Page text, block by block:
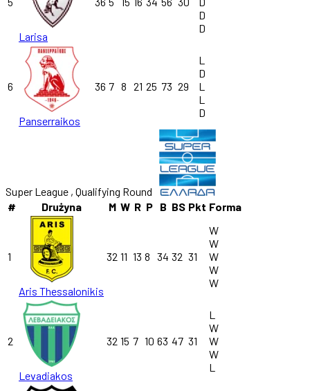
Larisa
D
D
6
Panserraikos
36 7 8 21 25 73 29
L
D
L
L
D
Super League , Qualifying Round
#
Drużyna M W R P B BS Pkt Forma
1
Aris Thessalonikis
32 11 13 8 34 32 31
W
W
W
W
W
2
Levadiakos
32 15 7 10 63 47 31
L
W
W
W
L